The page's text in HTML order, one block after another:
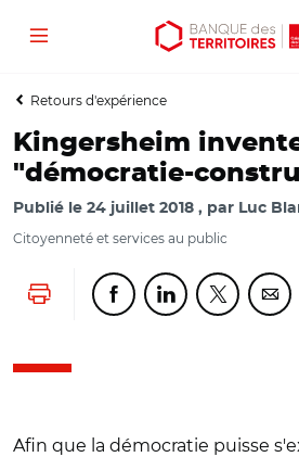
Aller
contenu
Aller
menu
Ouvrir
outils
Menu
Retours d'expérience
Kingersheim
"démocratie-
Publié le 24 juillet 2018 par Luc
Citoyenneté et services au public
Lancer l'impressionPartager cette page
Partager cette
Partager
Afin que la démocratie puisse